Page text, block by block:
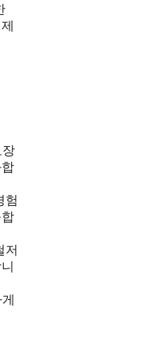
장
험
저